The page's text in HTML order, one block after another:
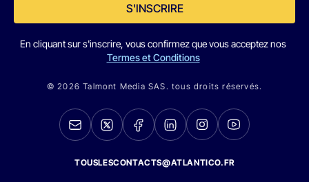
S'INSCRIRE
En cliquant sur s'inscrire, vous confirmez que vous acceptez nos
Termes et Conditions
© 2026 Talmont Media SAS. tous droits réservés.
TOUSLESCONTACTS@ATLANTICO.FR